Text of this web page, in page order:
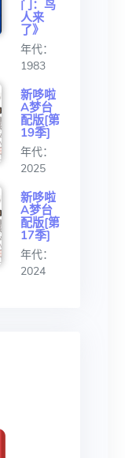
门：鸟
人来
了》
年代：
1983
新哆啦
A梦台
配版[第
19季]
年代：
2025
新哆啦
A梦台
配版[第
17季]
年代：
2024